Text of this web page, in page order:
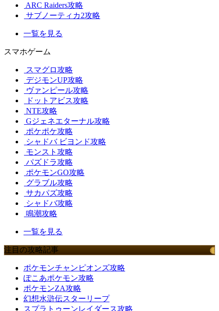
ARC Raiders攻略
サブノーティカ2攻略
一覧を見る
スマホゲーム
スマグロ攻略
デジモンUP攻略
ヴァンピール攻略
ドットアビス攻略
NTE攻略
Gジェネエターナル攻略
ポケポケ攻略
シャドバ ビヨンド攻略
モンスト攻略
パズドラ攻略
ポケモンGO攻略
グラブル攻略
サカパズ攻略
シャドバ攻略
鳴潮攻略
一覧を見る
注目の攻略記事
ポケモンチャンピオンズ攻略
ぽこあポケモン攻略
ポケモンZA攻略
幻想水滸伝スターリープ
スプラトゥーンレイダース攻略